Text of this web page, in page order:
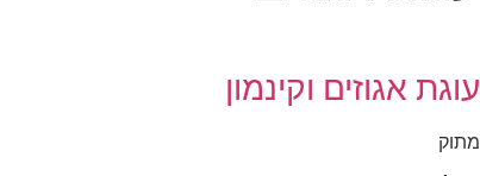
עוגת אגוזים וקינמון
מתוק